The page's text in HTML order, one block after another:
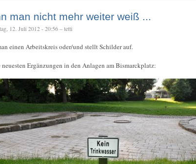
man nicht mehr weiter weiß ...
12. Juli 2012 - 20:56 – tetti
einen Arbeitskreis oder/und stellt Schilder auf.
Ergänzungen in den Anlagen am Bismarckplatz: